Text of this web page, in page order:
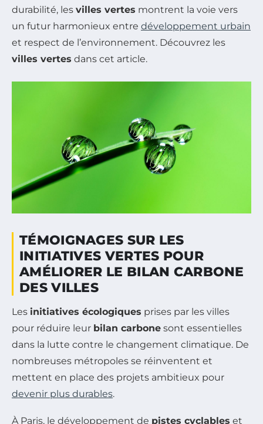
durabilité, les villes vertes montrent la voie vers
un futur harmonieux entre développement urbain
et respect de l’environnement. Découvrez les
villes vertes dans cet article.
TÉMOIGNAGES SUR LES
INITIATIVES VERTES POUR
AMÉLIORER LE BILAN CARBONE
DES VILLES
Les initiatives écologiques prises par les villes
pour réduire leur bilan carbone sont essentielles
dans la lutte contre le changement climatique. De
nombreuses métropoles se réinventent et
mettent en place des projets ambitieux pour
devenir plus durables.
À Paris, le développement de pistes cyclables et